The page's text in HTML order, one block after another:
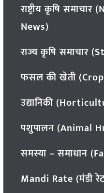
राष्ट्रीय कृषि
News)
राज्य कृषि समाचार
फसल की खेती
उद्यानिकी
पशुपालन (Animal
समस्या – समाधान
Mandi Rate (मंडी